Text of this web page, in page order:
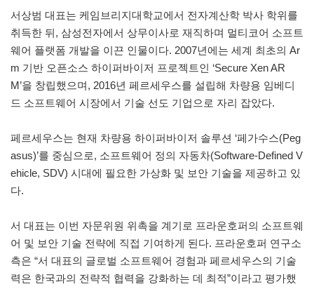
서상범 대표는 케임브리지대학교에서 전자계산학 박사 학위를
취득한 뒤, 삼성전자에서 상무이사로 재직하며 멀티코어 소프트
웨어 플랫폼 개발을 이끈 인물이다. 2007년에는 세계 최초의 Ar
m 기반 오픈소스 하이퍼바이저 프로젝트인 ‘Secure Xen AR
M’을 창립했으며, 2016년 페르세우스를 설립해 차량용 임베디
드 소프트웨어 시장에서 기술 선도 기업으로 자리 잡았다.
페르세우스는 현재 차량용 하이퍼바이저 솔루션 ‘페가수스(Peg
asus)’를 중심으로, 소프트웨어 정의 자동차(Software-Defined V
ehicle, SDV) 시대에 필요한 가상화 및 보안 기술을 제공하고 있
다.
서 대표는 이번 자문위원 위촉을 계기로 프라운호퍼의 소프트웨
어 및 보안 기술 전략에 직접 기여하게 된다. 프라운호퍼 연구소
측은 “서 대표의 글로벌 소프트웨어 경험과 페르세우스의 기술
력은 한국과의 전략적 협력을 강화하는 데 최적”이라고 평가했